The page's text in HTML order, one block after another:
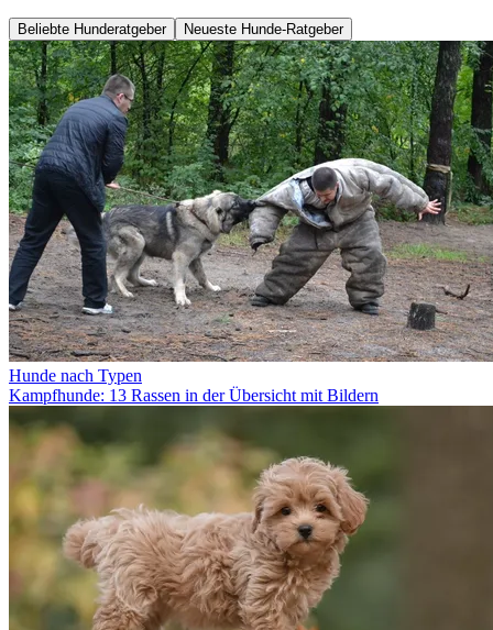
Beliebte Hunderatgeber Neueste Hunde-Ratgeber
Hunde nach Typen
Kampfhunde: 13 Rassen in der Übersicht mit Bildern